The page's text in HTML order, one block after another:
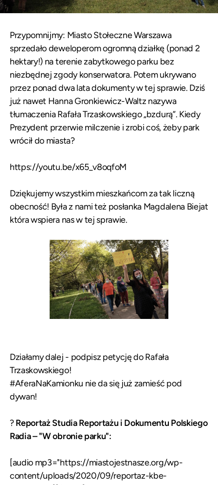
Przypomnijmy: Miasto Stołeczne Warszawa
sprzedało deweloperom ogromną działkę (ponad 2
hektary!) na terenie zabytkowego parku bez
niezbędnej zgody konserwatora. Potem ukrywano
przez ponad dwa lata dokumenty w tej sprawie. Dziś
już nawet Hanna Gronkiewicz-Waltz nazywa
tłumaczenia Rafała Trzaskowskiego „bzdurą”. Kiedy
Prezydent przerwie milczenie i zrobi coś, żeby park
wrócił do miasta?
https://youtu.be/x65_v8oqfoM
Dziękujemy wszystkim mieszkańcom za tak liczną
obecność! Była z nami też posłanka Magdalena Biejat
która wspiera nas w tej sprawie.
Działamy dalej - podpisz petycję do Rafała
Trzaskowskiego!
#AferaNaKamionku nie da się już zamieść pod
dywan!
?Reportaż Studia Reportażu i Dokumentu Polskiego
Radia – "W obronie parku":
[audio mp3="https://miastojestnasze.org/wp-
content/uploads/2020/09/reportaz-kbe-